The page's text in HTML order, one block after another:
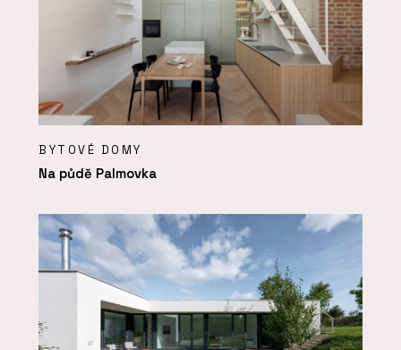
BYTOVÉ DOMY
Na půdě Palmovka